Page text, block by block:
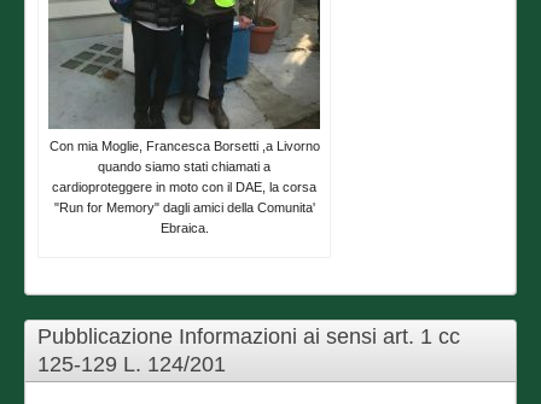
Con mia Moglie, Francesca Borsetti ,a Livorno
quando siamo stati chiamati a
cardioproteggere in moto con il DAE, la corsa
"Run for Memory" dagli amici della Comunita'
Ebraica.
Pubblicazione Informazioni ai sensi art. 1 cc
125-129 L. 124/201